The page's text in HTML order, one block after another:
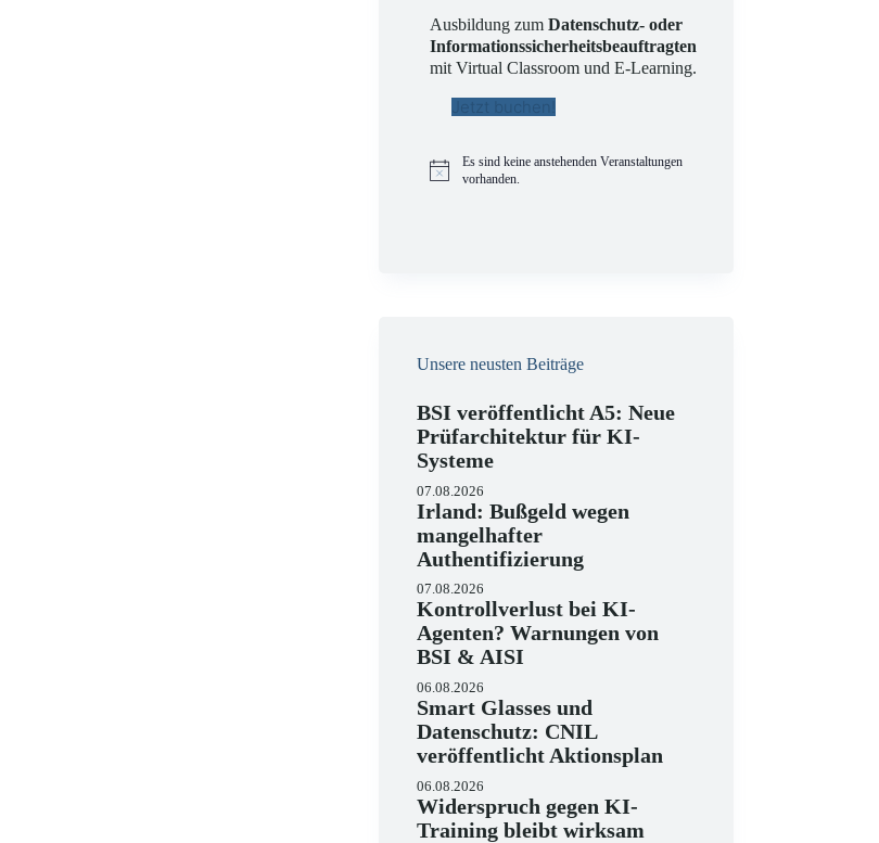
Ausbildung zumDatenschutz- oder
Informationssicherheitsbeauftragten
mit Virtual Classroom und E-Learning.
Jetzt buchen!
H
Es sind keine anstehenden Veranstaltungen
vorhanden.
Unsere neusten Beiträge
BSI veröffentlicht A5: Neue
Prüfarchitektur für KI-
Systeme
07.08.2026
Irland: Bußgeld wegen
mangelhafter
Authentifizierung
07.08.2026
Kontrollverlust bei KI-
Agenten? Warnungen von
BSI & AISI
06.08.2026
Smart Glasses und
Datenschutz: CNIL
veröffentlicht Aktionsplan
06.08.2026
Widerspruch gegen KI-
Training bleibt wirksam